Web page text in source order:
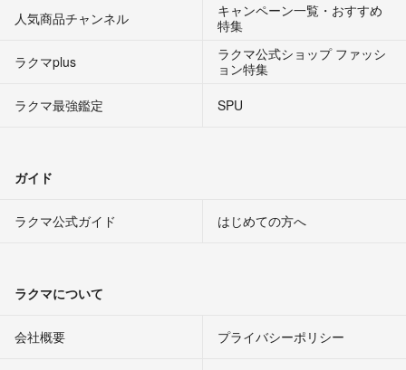
人気商品チャンネル
キャンペーン一覧・おすすめ
特集
ラクマplus
ラクマ公式ショップ ファッシ
ョン特集
ラクマ最強鑑定
SPU
ガイド
ラクマ公式ガイド はじめての方へ
ラクマについて
会社概要 プライバシーポリシー